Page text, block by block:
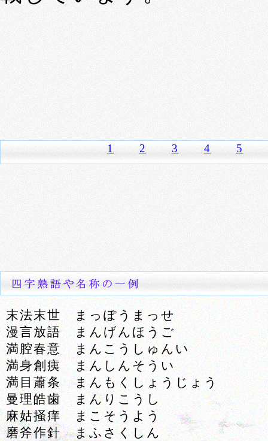
1 2 3 4 5
末法末世 まっぽうまっせ
漫言放語 まんげんほうご
満腔春意 まんこうしゅんい
満身創痍 まんしんそうい
満目蕭条 まんもくしょうじょう
曼理皓歯 まんりこうし
麻姑掻痒 まこそうよう
磨斧作針 まふさくしん